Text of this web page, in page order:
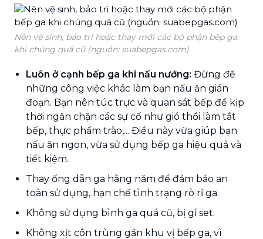
Nên vệ sinh, bảo trì hoặc thay mới các bộ phận bếp ga
khi chúng quá cũ (nguồn: suabepgas.com)
Luôn ở cạnh bếp ga khi nấu nướng: Đừng để
những công việc khác làm bạn nấu ăn gián
đoạn. Bạn nên túc trực và quan sát bếp để kịp
thời ngăn chặn các sự cố như gió thổi làm tắt
bếp, thực phẩm trào,... Điều này vừa giúp bạn
nấu ăn ngon, vừa sử dụng bếp ga hiệu quả và
tiết kiệm.
Thay ống dẫn ga hằng năm để đảm bảo an
toàn sử dụng, hạn chế tình trạng rò rỉ ga.
Không sử dụng bình ga quá cũ, bị gỉ set.
Không xịt côn trùng gần khu vị bếp ga, vì